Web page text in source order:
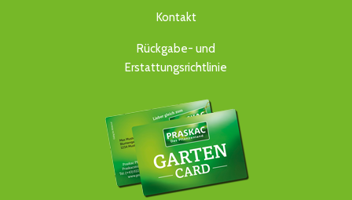
Kontakt
Rückgabe- und
Erstattungsrichtlinie